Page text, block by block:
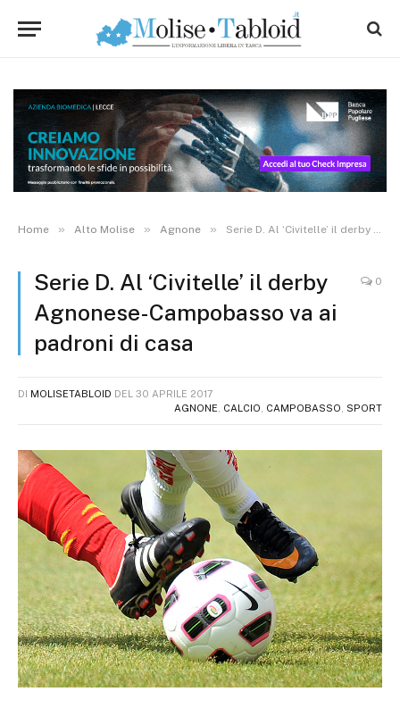
Home » Alto Molise » Agnone » Serie D. Al ‘Civitelle’ il derby Agnonese-Campobasso va ai padroni di casa
Serie D. Al ‘Civitelle’ il derby
Agnonese-Campobasso va ai
padroni di casa
0
DI MOLISETABLOID DEL 30 APRILE 2017
AGNONE
CALCIO CAMPOBASSO SPORT